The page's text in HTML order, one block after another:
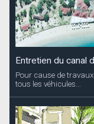
Entretien du canal
Pour cause de
tous les véhicules...